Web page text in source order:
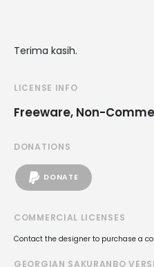
Terima kasih.
LICENSE INFO
Freeware, Non-
DONATIONS
DONATE
COMMERCIAL LICENSES
Contact the designer to purchase a
GEORGIAN SAKURANBO